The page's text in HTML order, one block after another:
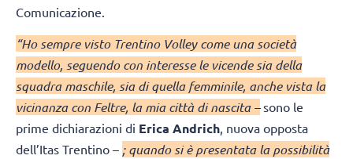
Comunicazione.
“Ho sempre visto Trentino Volley come una società
modello, seguendo con interesse le vicende sia della
squadra maschile, sia di quella femminile, anche vista la
vicinanza con Feltre, la mia città di nascita –sono le
prime dichiarazioni di Erica Andrich, nuova opposta
dell’Itas Trentino – ; quando si è presentata la possibilità